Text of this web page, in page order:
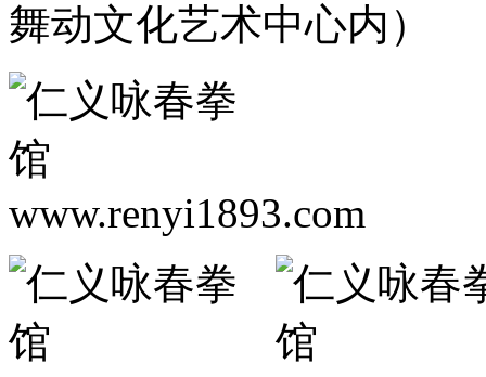
舞动文化艺术中心内）